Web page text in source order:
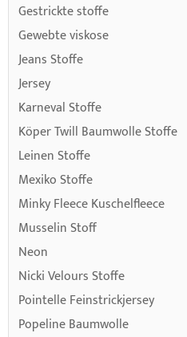
Gestrickte stoffe
Gewebte viskose
Jeans Stoffe
Jersey
Karneval Stoffe
Köper Twill Baumwolle Stoffe
Leinen Stoffe
Mexiko Stoffe
Minky Fleece Kuschelfleece
Musselin Stoff
Neon
Nicki Velours Stoffe
Pointelle Feinstrickjersey
Popeline Baumwolle